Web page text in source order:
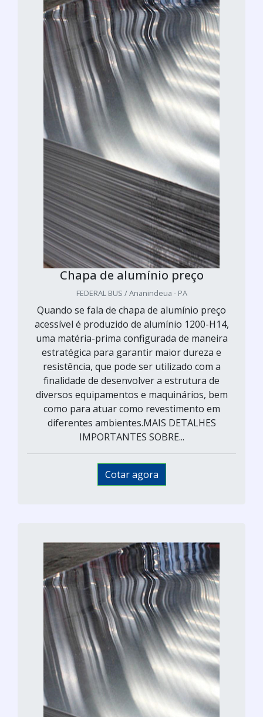
Chapa de alumínio preço
FEDERAL BUS / Ananindeua - PA
Quando se fala de chapa de alumínio preço
acessível é produzido de alumínio 1200-H14,
uma matéria-prima configurada de maneira
estratégica para garantir maior dureza e
resistência, que pode ser utilizado com a
finalidade de desenvolver a estrutura de
diversos equipamentos e maquinários, bem
como para atuar como revestimento em
diferentes ambientes.MAIS DETALHES
IMPORTANTES SOBRE...
Cotar agora